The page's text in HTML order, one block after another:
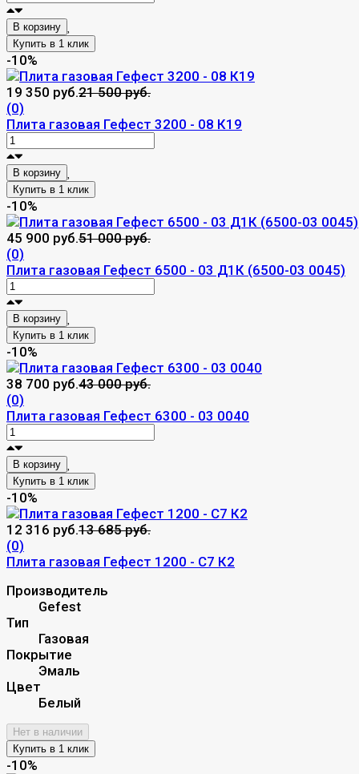
В корзину
-10%
19 350 руб.21 500 руб.
(0)
Плита газовая Гефест 3200 - 08 К19
В корзину
-10%
45 900 руб.51 000 руб.
(0)
Плита газовая Гефест 6500 - 03 Д1К (6500-03 0045)
В корзину
-10%
38 700 руб.43 000 руб.
(0)
Плита газовая Гефест 6300 - 03 0040
В корзину
-10%
12 316 руб.13 685 руб.
(0)
Плита газовая Гефест 1200 - С7 К2
Производитель
Gefest
Тип
Газовая
Покрытие
Эмаль
Цвет
Белый
Нет в наличии
-10%